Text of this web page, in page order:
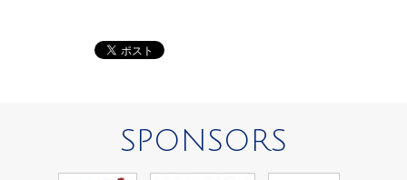
SPONSORS